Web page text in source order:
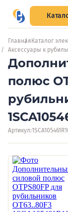
Главная Каталог
Аксессуары к
полюс
Артикул: